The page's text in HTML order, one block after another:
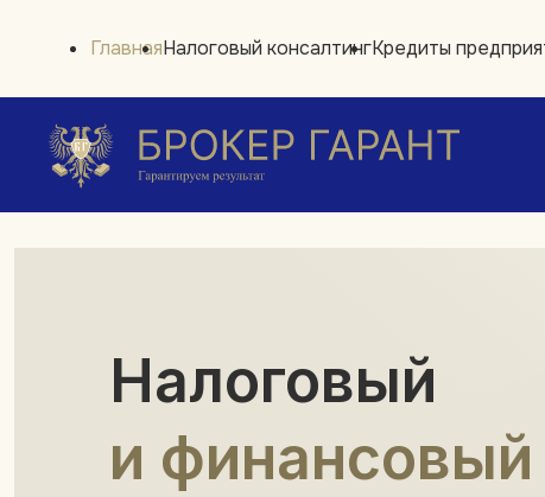
ГлавнаяНалоговый консалтингКредиты
Налоговый
и финансовый